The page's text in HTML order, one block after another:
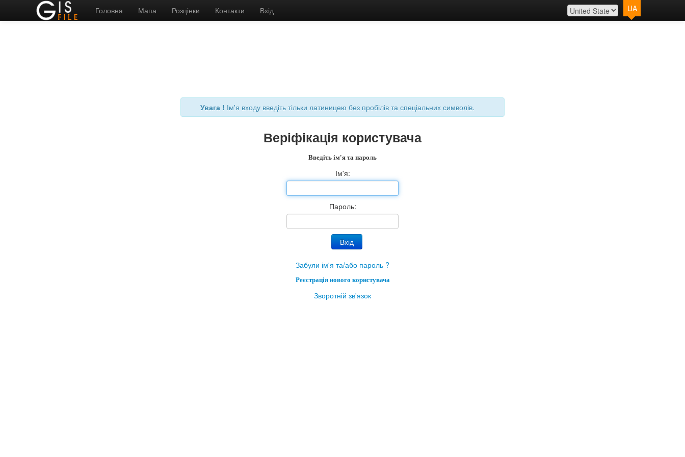
Головна Мапа Розцінки Контакти Вхід UA
Увага ! Ім'я входу введіть тільки латиницею без пробілів та спеціальних символів.
Веріфікація користувача
Введіть ім'я та пароль
Ім'я:
Пароль:
Забули ім'я та/або пароль ?
Реєстрація нового користувача
Зворотній зв'язок